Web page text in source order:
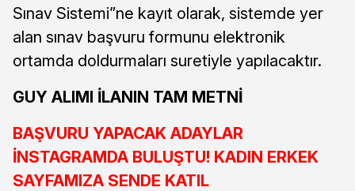
Sınav Sistemi”ne kayıt olarak, sistemde yer
alan sınav başvuru formunu elektronik
ortamda doldurmaları suretiyle yapılacaktır.
GUY ALIMI İLANIN TAM METNİ
BAŞVURU YAPACAK ADAYLAR
İNSTAGRAMDA BULUŞTU! KADIN ERKEK
SAYFAMIZA SENDE KATIL